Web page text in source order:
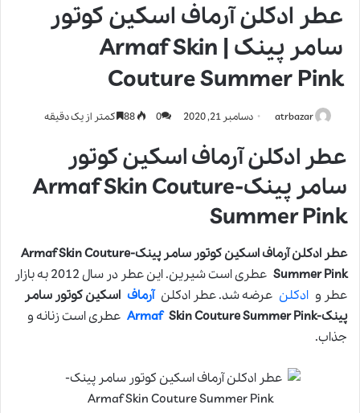
عطر ادکلن آرماف اسکین کوتور
سامر پینک | Armaf Skin
Couture Summer Pink
atrbazar دسامبر 21, 2020 0 کمتر از یک دقیقه
عطر ادکلن آرماف اسکین کوتور
سامر پینک-Armaf Skin Couture
Summer Pink
عطر ادکلن آرماف اسکین کوتور سامر پینک-Armaf Skin Couture
Summer Pink
عطری است شیرین. این عطر در سال 2012 به بازار
عطر و ادکلن عرضه شد. عطر ادکلنآرماف اسکین کوتور سامر
پینک-
ArmafSkin Couture Summer Pink
عطری است زنانه و
جذاب.